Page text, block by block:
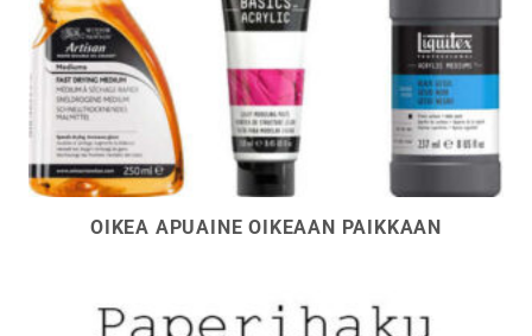
OIKEA APUAINE OIKEAAN PAIKKAAN